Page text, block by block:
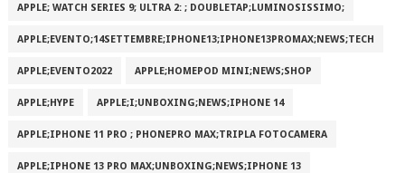
APPLE; WATCH SERIES 9; ULTRA 2: ; DOUBLETAP;LUMINOSISSIMO;
APPLE;EVENTO;14SETTEMBRE;IPHONE13;IPHONE13PROMAX;NEWS;TECH
APPLE;EVENTO2022 APPLE;HOMEPOD MINI;NEWS;SHOP
APPLE;HYPE APPLE;I;UNBOXING;NEWS;IPHONE 14
APPLE;IPHONE 11 PRO ; PHONEPRO MAX;TRIPLA FOTOCAMERA
APPLE;IPHONE 13 PRO MAX;UNBOXING;NEWS;IPHONE 13